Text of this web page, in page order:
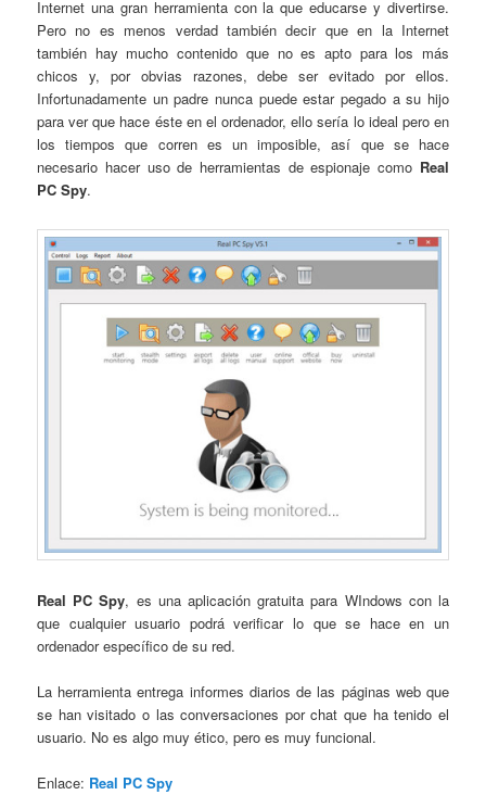
Internet una gran herramienta con la que educarse y divertirse.
Pero no es menos verdad también decir que en la Internet
también hay mucho contenido que no es apto para los más
chicos y, por obvias razones, debe ser evitado por ellos.
Infortunadamente un padre nunca puede estar pegado a su hijo
para ver que hace éste en el ordenador, ello sería lo ideal pero en
los tiempos que corren es un imposible, así que se hace
necesario hacer uso de herramientas de espionaje como Real
PC Spy.
Real PC Spy, es una aplicación gratuita para WIndows con la
que cualquier usuario podrá verificar lo que se hace en un
ordenador específico de su red.
La herramienta entrega informes diarios de las páginas web que
se han visitado o las conversaciones por chat que ha tenido el
usuario. No es algo muy ético, pero es muy funcional.
Enlace: Real PC Spy